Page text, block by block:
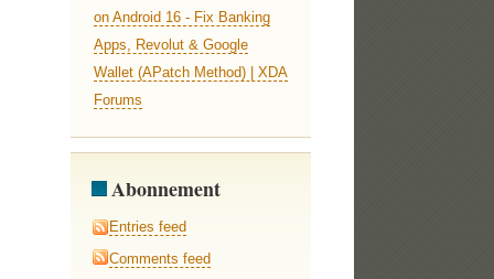
on Android 16 - Fix Banking
Apps, Revolut & Google
Wallet (APatch Method) | XDA
Forums
Abonnement
Entries feed
Comments feed